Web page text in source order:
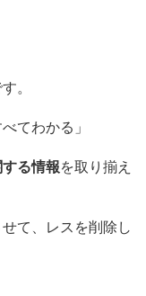
。
てわかる」
る情報を取り揃え
て、レスを削除し